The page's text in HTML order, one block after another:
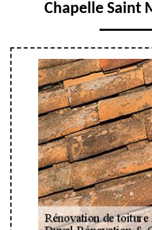
Chapelle Saint